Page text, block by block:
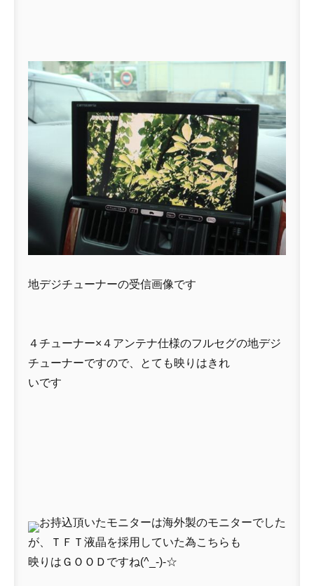
地デジチューナーの受信画像です
４チューナー×４アンテナ仕様のフルセグの地デジ
チューナーですので、とても映りはきれ
いです
お持込頂いたモニターは海外製のモニターでした
が、ＴＦＴ液晶を採用していた為こちらも
映りはＧＯＯＤですね(^_-)-☆